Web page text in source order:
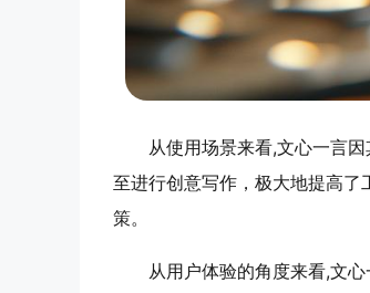
从使用场景来看,文心一言
至进行创意写作，极大地提高
策。
从用户体验的角度来看,文